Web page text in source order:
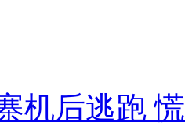
机后逃跑